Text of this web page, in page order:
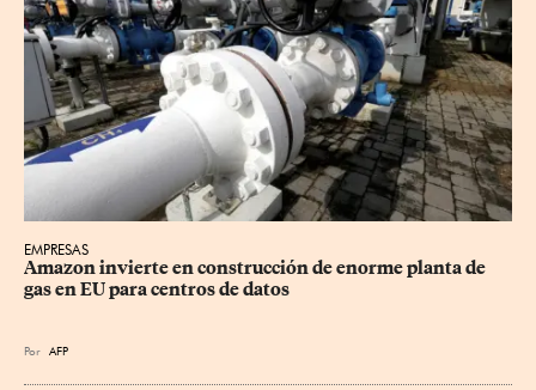
EMPRESAS
Amazon invierte en construcción de enorme planta de
gas en EU para centros de datos
Por AFP